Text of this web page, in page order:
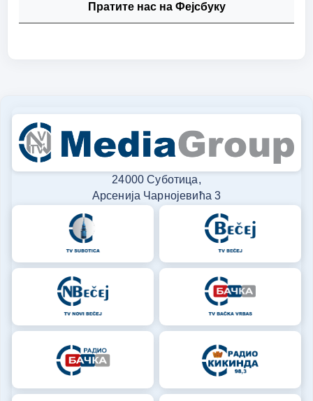
Пратите нас на Фејсбуку
24000 Суботица,
Арсенија Чарнојевића 3